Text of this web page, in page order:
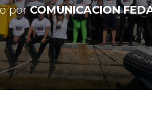
porCOMUNICACION